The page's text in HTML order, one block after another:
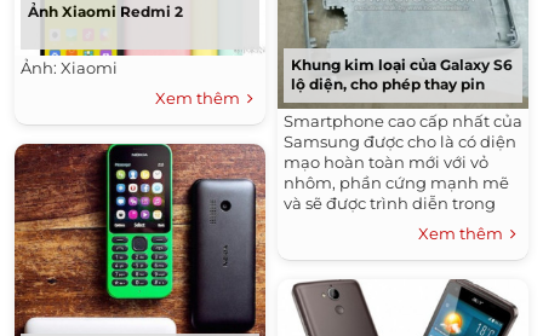
Ảnh Xiaomi Redmi 2
Ảnh: Xiaomi
Xem thêm
Khung kim loại của Galaxy S6
lộ diện, cho phép thay pin
Smartphone cao cấp nhất của
Samsung được cho là có diện
mạo hoàn toàn mới với vỏ
nhôm, phần cứng mạnh mẽ
và sẽ được trình diễn trong
Xem thêm